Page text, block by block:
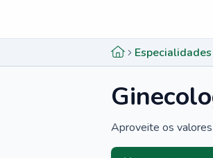
Especialidades
Aproveite os